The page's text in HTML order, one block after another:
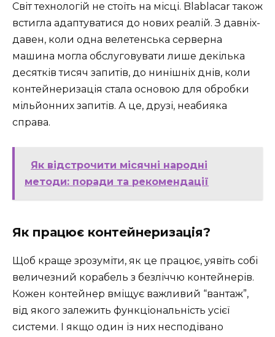
Світ технологій не стоїть на місці. Blablacar також
встигла адаптуватися до нових реалій. З давніх-
давен, коли одна велетенська серверна
машина могла обслуговувати лише декілька
десятків тисяч запитів, до нинішніх днів, коли
контейнеризація стала основою для обробки
мільйонних запитів. А це, друзі, неабияка
справа.
Як відстрочити місячні народні
методи: поради та рекомендації
Як працює контейнеризація?
Щоб краще зрозуміти, як це працює, уявіть собі
величезний корабель з безліччю контейнерів.
Кожен контейнер вміщує важливий “вантаж”,
від якого залежить функціональність усієї
системи. І якщо один із них несподівано